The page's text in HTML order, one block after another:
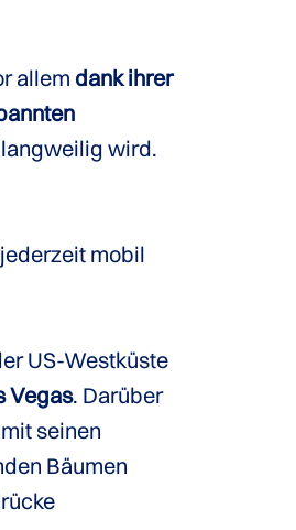
allem dank ihrer
langweilig wird.
mobil
US-Westküste
Vegas. Darüber
seinen
Bäumen